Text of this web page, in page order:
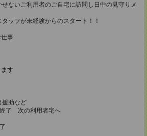
ないご利用者のご自宅に訪問し日中の見守りメ
ッフが未経験からのスタート！！
事
す
助など
了 次の利用者宅へ